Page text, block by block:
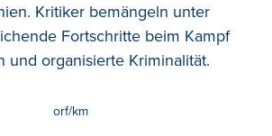
Kritiker bemängeln unter
Fortschritte beim Kampf
und organisierte Kriminalität.
orf/km